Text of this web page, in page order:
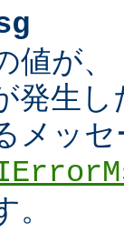
値が
発生
メッ
。